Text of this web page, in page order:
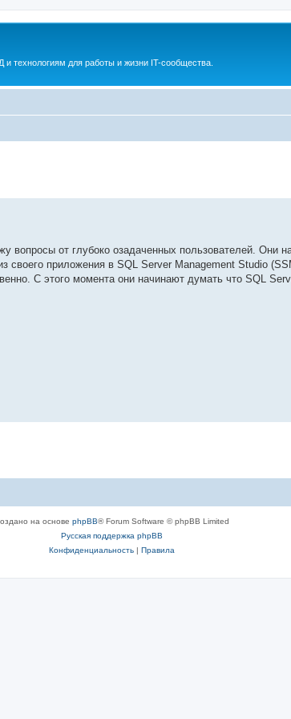
технологиям для работы и жизни IT-сообщества.
вопросы от глубоко озадаченных пользователей. Они
своего приложения в SQL Server Management Studio
С этого момента они начинают думать что SQL
на основе phpBB® Forum Software © phpBB Limited
Русская поддержка phpBB
Конфиденциальность| Правила